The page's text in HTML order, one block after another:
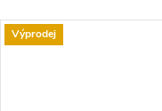
Výprodej